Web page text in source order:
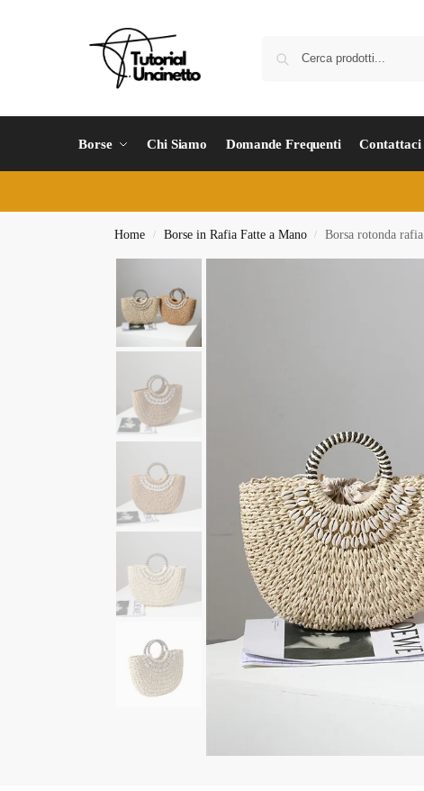
Borse Chi Siamo Domande Frequenti Contattaci
Home / Borse in Rafia Fatte a Mano / Borsa rotonda rafia